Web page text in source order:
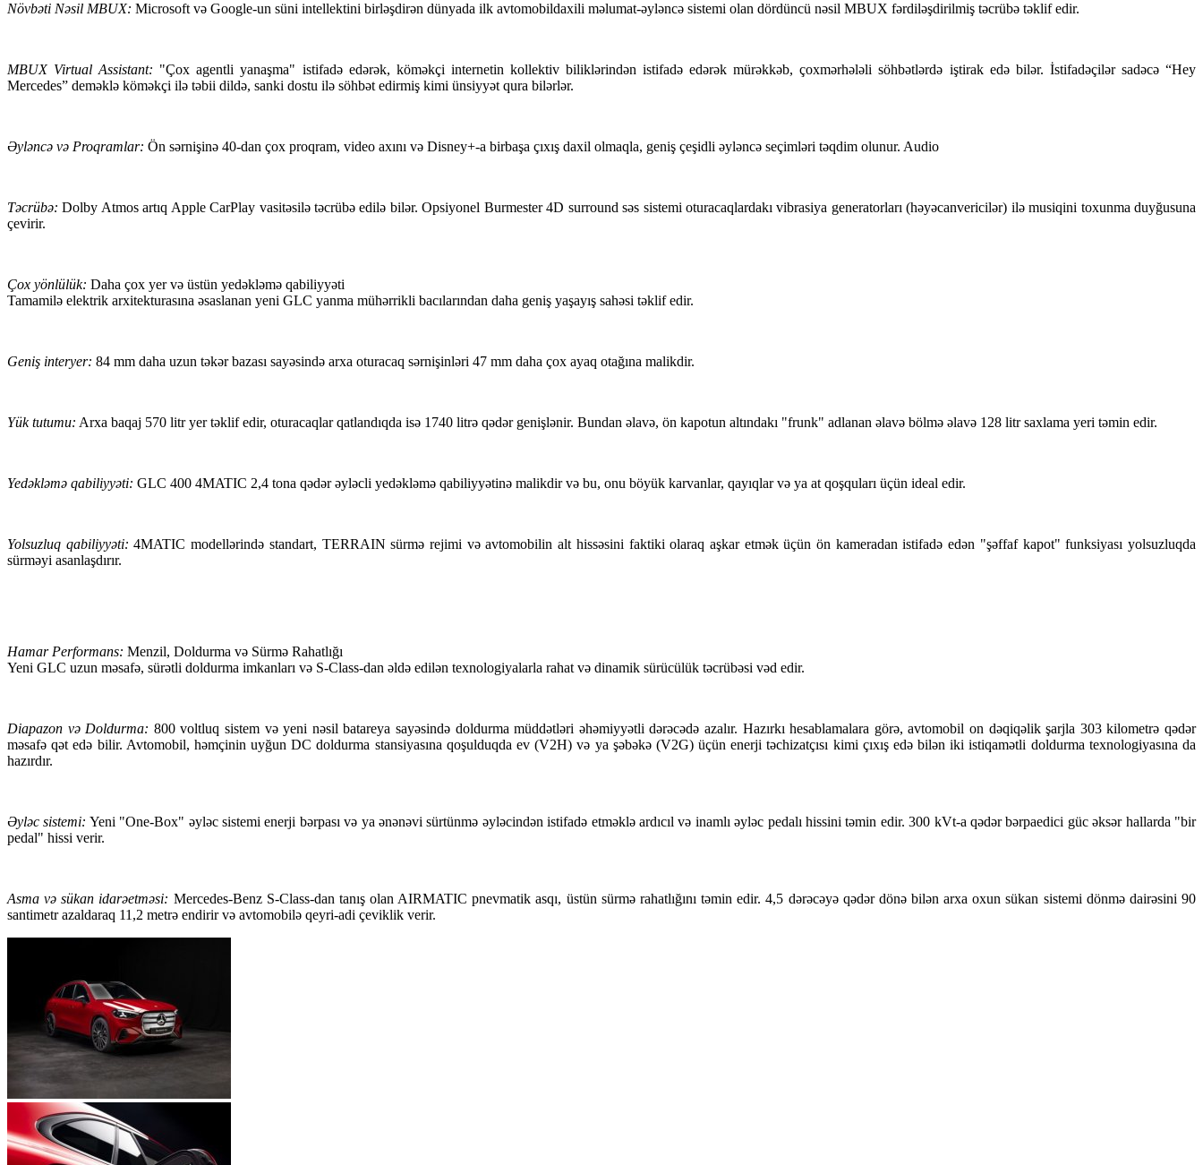
Növbəti Nəsil MBUX: Microsoft və Google-un süni intellektini birləşdirən dünyada ilk avtomobildaxili məlumat-əyləncə sistemi olan dördüncü nəsil MBUX fərdiləşdirilmiş təcrübə təklif edir.
MBUX Virtual Assistant: "Çox agentli yanaşma" istifadə edərək, köməkçi internetin kollektiv biliklərindən istifadə edərək mürəkkəb, çoxmərhələli söhbətlərdə iştirak edə bilər. İstifadəçilər sadəcə “Hey
Mercedes” deməklə köməkçi ilə təbii dildə, sanki dostu ilə söhbət edirmiş kimi ünsiyyət qura bilərlər.
Əyləncə və Proqramlar: Ön sərnişinə 40-dan çox proqram, video axını və Disney+-a birbaşa çıxış daxil olmaqla, geniş çeşidli əyləncə seçimləri təqdim olunur. Audio
Təcrübə:Dolby Atmos artıq Apple CarPlay vasitəsilə təcrübə edilə bilər. Opsiyonel Burmester 4D surround səs sistemi oturacaqlardakı vibrasiya generatorları (həyəcanvericilər) ilə musiqini toxunma duyğusuna
çevirir.
Çox yönlülük: Daha çox yer və üstün yedəkləmə qabiliyyəti
Tamamilə elektrik arxitekturasına əsaslanan yeni GLC yanma mühərrikli bacılarından daha geniş yaşayış sahəsi təklif edir.
Geniş interyer: 84 mm daha uzun təkər bazası sayəsində arxa oturacaq sərnişinləri 47 mm daha çox ayaq otağına malikdir.
Yük tutumu: Arxa baqaj 570 litr yer təklif edir, oturacaqlar qatlandıqda isə 1740 litrə qədər genişlənir. Bundan əlavə, ön kapotun altındakı "frunk" adlanan əlavə bölmə əlavə 128 litr saxlama yeri təmin edir.
Yedəkləmə qabiliyyəti: GLC 400 4MATIC 2,4 tona qədər əyləcli yedəkləmə qabiliyyətinə malikdir və bu, onu böyük karvanlar, qayıqlar və ya at qoşquları üçün ideal edir.
Yolsuzluq qabiliyyəti: 4MATIC modellərində standart, TERRAIN sürmə rejimi və avtomobilin alt hissəsini faktiki olaraq aşkar etmək üçün ön kameradan istifadə edən "şəffaf kapot" funksiyası yolsuzluqda
sürməyi asanlaşdırır.
Hamar Performans: Menzil, Doldurma və Sürmə Rahatlığı
Yeni GLC uzun məsafə, sürətli doldurma imkanları və S-Class-dan əldə edilən texnologiyalarla rahat və dinamik sürücülük təcrübəsi vəd edir.
Diapazon və Doldurma: 800 voltluq sistem və yeni nəsil batareya sayəsində doldurma müddətləri əhəmiyyətli dərəcədə azalır. Hazırkı hesablamalara görə, avtomobil on dəqiqəlik şarjla 303 kilometrə qədər
məsafə qət edə bilir. Avtomobil, həmçinin uyğun DC doldurma stansiyasına qoşulduqda ev (V2H) və ya şəbəkə (V2G) üçün enerji təchizatçısı kimi çıxış edə bilən iki istiqamətli doldurma texnologiyasına da
hazırdır.
Əyləc sistemi: Yeni "One-Box" əyləc sistemi enerji bərpası və ya ənənəvi sürtünmə əyləcindən istifadə etməklə ardıcıl və inamlı əyləc pedalı hissini təmin edir. 300 kVt-a qədər bərpaedici güc əksər hallarda "bir
pedal" hissi verir.
Asma və sükan idarəetməsi: Mercedes-Benz S-Class-dan tanış olan AIRMATIC pnevmatik asqı, üstün sürmə rahatlığını təmin edir. 4,5 dərəcəyə qədər dönə bilən arxa oxun sükan sistemi dönmə dairəsini 90
santimetr azaldaraq 11,2 metrə endirir və avtomobilə qeyri-adi çeviklik verir.